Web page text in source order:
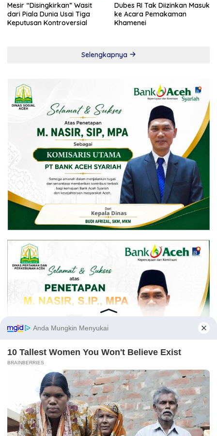
Mesir “Disingkirkan” Wasit
dari Piala Dunia Usai Tiga
Keputusan Kontroversial
Dubes RI Tak Diizinkan Masuk
ke Acara Pemakaman
Khamenei
Selengkapnya
Opini